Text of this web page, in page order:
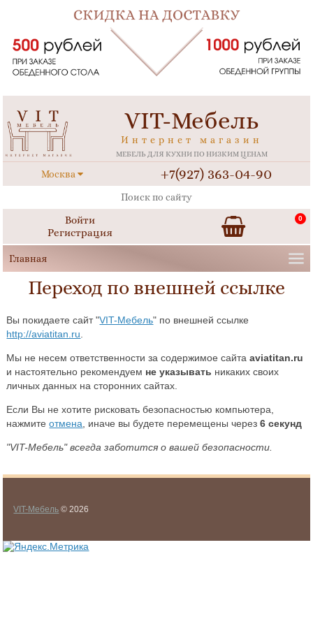
VIT-Мебель
Интернет магазин
МЕБЕЛЬ ДЛЯ КУХНИ ПО НИЗКИМ ЦЕНАМ
Москва +7(927) 363-04-90
Войти
Регистрация
0
Переход по внешней ссылке
Вы покидаете сайт "VIT-Мебель" по внешней ссылке
http://aviatitan.ru
Мы не несем ответственности за содержимое сайтаaviatitan.ru
и настоятельно рекомендуем не указывать никаких своих
личных данных на сторонних сайтах.
Если Вы не хотите рисковать безопасностью компьютера,
нажмитеотмена , иначе вы будете перемещены через5 секунд
"VIT-Мебель" всегда заботится о вашей безопасности.
VIT-Мебель © 2026